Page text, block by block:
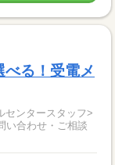
る！受電メ
センタースタッフ>
い合わせ・ご相談